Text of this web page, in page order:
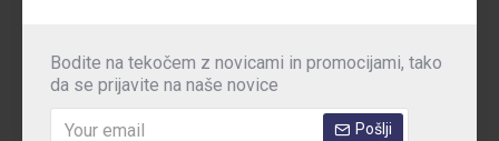
Bodite na tekočem z novicami in promocijami, tako
da se prijavite na naše novice
Pošlji
Skechers SSWUNOWHITE